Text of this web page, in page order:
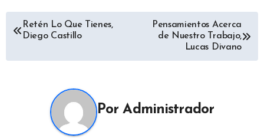
Navegación
Retén Lo Que Tienes,
Diego Castillo
Pensamientos Acerca
de Nuestro Trabajo,
Lucas Divano
PorAdministrador